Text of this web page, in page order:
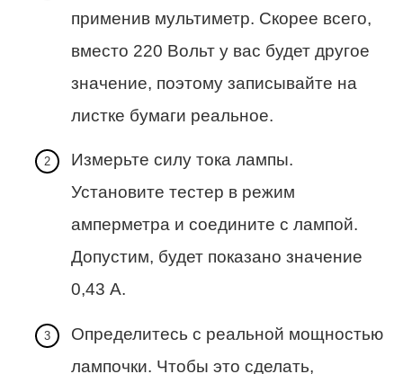
применив мультиметр. Скорее всего,
вместо 220 Вольт у вас будет другое
значение, поэтому записывайте на
листке бумаги реальное.
Измерьте силу тока лампы.
Установите тестер в режим
амперметра и соедините с лампой.
Допустим, будет показано значение
0,43 А.
Определитесь с реальной мощностью
лампочки. Чтобы это сделать,